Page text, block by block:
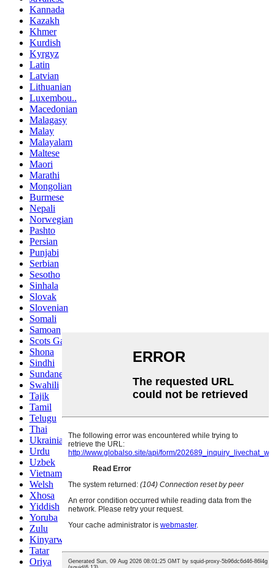
Kannada
Kazakh
Khmer
Kurdish
Kyrgyz
Latin
Latvian
Lithuanian
Luxembou..
Macedonian
Malagasy
Malay
Malayalam
Maltese
Maori
Marathi
Mongolian
Burmese
Nepali
Norwegian
Pashto
Persian
Punjabi
Serbian
Sesotho
Sinhala
Slovak
Slovenian
Somali
Samoan
Scots Gaelic
Shona
Sindhi
Sundanese
Swahili
Tajik
Tamil
Telugu
Thai
Ukrainian
Urdu
Uzbek
Vietnamese
Welsh
Xhosa
Yiddish
Yoruba
Zulu
Kinyarwanda
Tatar
Oriya